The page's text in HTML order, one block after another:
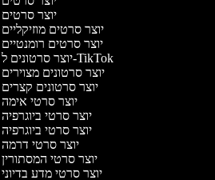
יוצר סרטים
יוצר סרטים מוזיקליים
יוצר סרטים רומנטיים
יוצר סרטונים ל-TikTok
יוצר סרטונים מצוירים
יוצר סרטונים קצרים
יוצר סרטי אימה
יוצר סרטי ביוגרפיה
יוצר סרטי ביוגרפיה
יוצר סרטי דרמה
יוצר סרטי המסתורין
יוצר סרטי מדע בדיוני